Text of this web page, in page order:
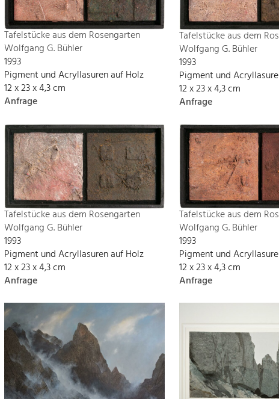
Tafelstücke aus dem Rosengarten
Wolfgang G. Bühler
1993
Pigment und Acryllasuren auf Holz
12 x 23 x 4,3 cm
Anfrage
Tafelstücke aus dem
Wolfgang G. Bühler
1993
Pigment und
12 x 23 x 4,3 cm
Anfrage
Tafelstücke aus dem Rosengarten
Wolfgang G. Bühler
1993
Pigment und Acryllasuren auf Holz
12 x 23 x 4,3 cm
Anfrage
Tafelstücke aus dem
Wolfgang G. Bühler
1993
Pigment und
12 x 23 x 4,3 cm
Anfrage